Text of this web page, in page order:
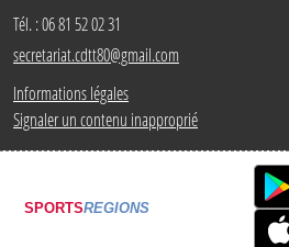
Tél. :06 81 52 02 31
secretariat.cdtt80@gmail.com
Informations légales
Signaler un contenu inapproprié
SPORTSREGIONS